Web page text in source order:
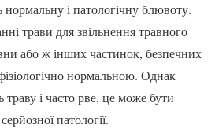
і патологічну блювоту.
трави для звільнення травного
або ж інших частинок, безпечних
нормальною. Однак
траву і часто рве, це може бути
патології.